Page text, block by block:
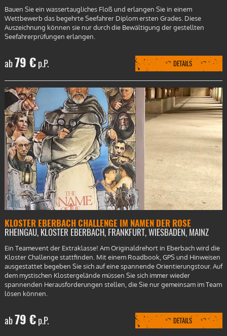
Bauen Sie ein wassertaugliches Floß und erlangen Sie in einem
Wettbewerb das begehrte Seefahrer Diplom ersten Grades. Diese
Auszeichnung können sie nur durch die Bewältigung der gestellten
Seefahrerprüfungen erlangen.
ab79 €p.P. DETAILS
KLOSTER EBERBACH CHALLENGE IM NAMEN DER ROSE
RHEINGAU, KLOSTER EBERBACH, FRANKFURT, WIESBADEN, MAINZ
Ein Teamevent der Extraklasse! Am Originaldrehort in Eberbach wird die
Kloster Challenge stattfinden. Mit einem Roadbook, GPS und Hinweisen
ausgestattet begeben Sie sich auf eine spannende Orientierungstour. Auf
dem mystischen Klostergelände müssen Sie sich immer wieder
spannenden Herausforderungen stellen, die Sie nur gemeinsam im Team
lösen können.
ab79 €p.P. DETAILS